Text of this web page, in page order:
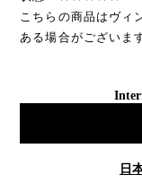
こちらの商品はヴィ
ある場合がございま
日